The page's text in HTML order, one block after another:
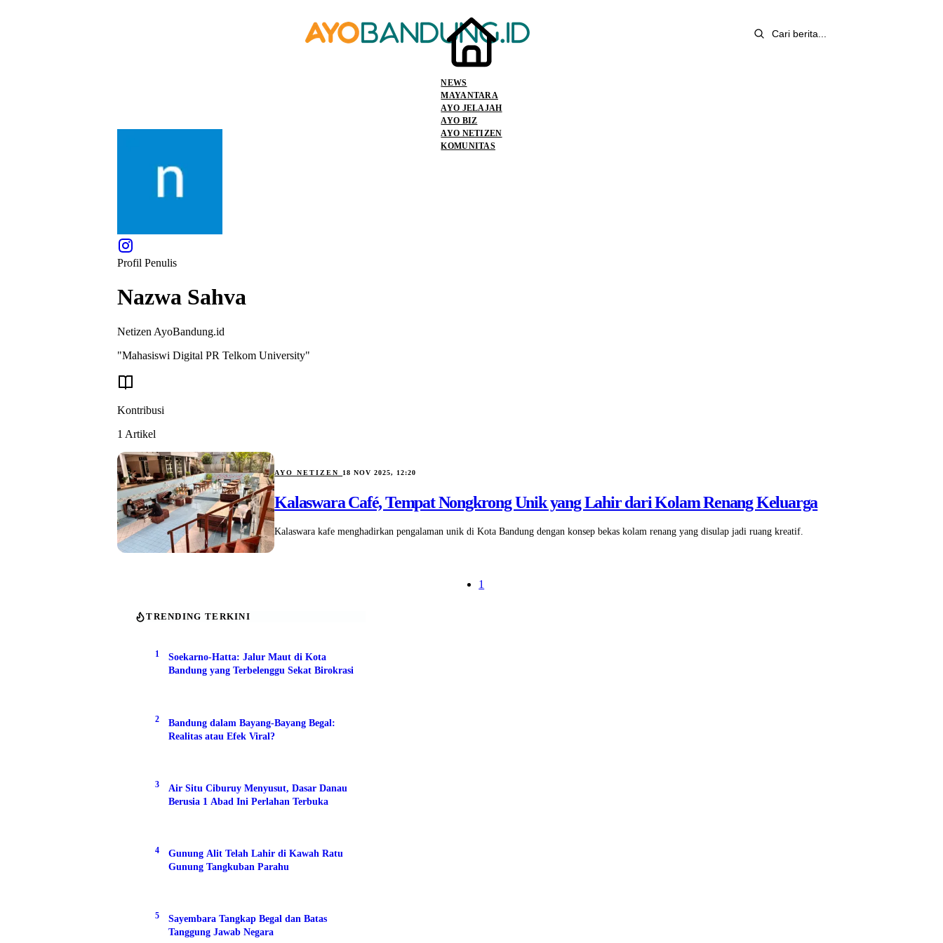
NEWS
MAYANTARA
AYO JELAJAH
AYO BIZ
AYO NETIZEN
KOMUNITAS
Profil Penulis
Nazwa Sahva
Netizen AyoBandung.id
"Mahasiswi Digital PR Telkom University"
Kontribusi
1 Artikel
AYO NETIZEN 18 NOV 2025, 12:20
Kalaswara Café, Tempat Nongkrong Unik yang Lahir dari Kolam Renang Keluarga
Kalaswara kafe menghadirkan pengalaman unik di Kota Bandung dengan konsep bekas kolam renang yang disulap jadi ruang kreatif.
1
TRENDING TERKINI
1
Soekarno-Hatta: Jalur Maut di Kota
Bandung yang Terbelenggu Sekat Birokrasi
2
Bandung dalam Bayang-Bayang Begal:
Realitas atau Efek Viral?
3
Air Situ Ciburuy Menyusut, Dasar Danau
Berusia 1 Abad Ini Perlahan Terbuka
4
Gunung Alit Telah Lahir di Kawah Ratu
Gunung Tangkuban Parahu
5
Sayembara Tangkap Begal dan Batas
Tanggung Jawab Negara